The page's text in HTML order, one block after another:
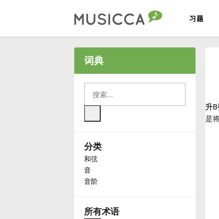
习题
Български
Deutsch
Español
词典
分类
和弦
音
音阶
所有术语
升
是